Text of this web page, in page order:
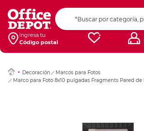
Ingresa tu
Código postal
Decoración
Marcos para Fotos
Marco para Foto 8x10 pulgadas Fragments Pared